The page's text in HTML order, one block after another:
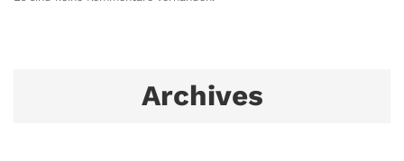
Archives